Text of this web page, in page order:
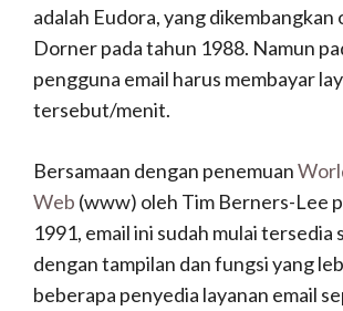
adalah Eudora, yang dikembangkan
Dorner pada tahun 1988. Namun
pengguna email harus membayar
tersebut/menit.
Bersamaan dengan penemuan
Web (www) oleh Tim Berners-Lee
1991, email ini sudah mulai tersedia
dengan tampilan dan fungsi yang
beberapa penyedia layanan email